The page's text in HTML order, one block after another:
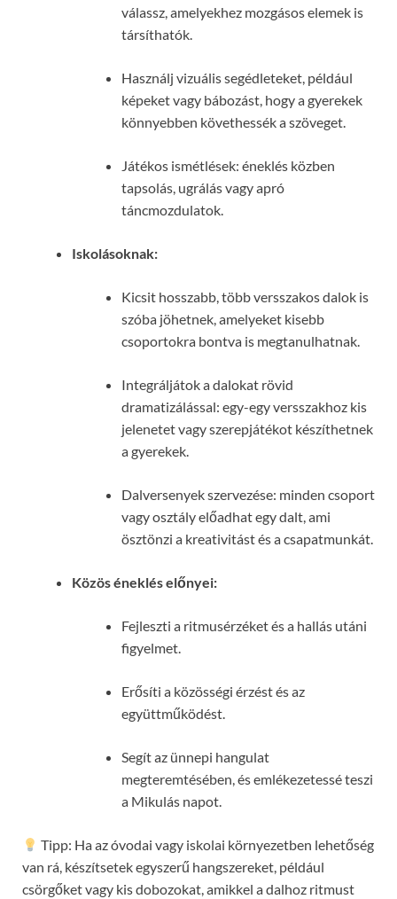
válassz, amelyekhez mozgásos elemek is
társíthatók.
Használj vizuális segédleteket, például
képeket vagy bábozást, hogy a gyerekek
könnyebben követhessék a szöveget.
Játékos ismétlések: éneklés közben
tapsolás, ugrálás vagy apró
táncmozdulatok.
Iskolásoknak:
Kicsit hosszabb, több versszakos dalok is
szóba jöhetnek, amelyeket kisebb
csoportokra bontva is megtanulhatnak.
Integráljátok a dalokat rövid
dramatizálással: egy-egy versszakhoz kis
jelenetet vagy szerepjátékot készíthetnek
a gyerekek.
Dalversenyek szervezése: minden csoport
vagy osztály előadhat egy dalt, ami
ösztönzi a kreativitást és a csapatmunkát.
Közös éneklés előnyei:
Fejleszti a ritmusérzéket és a hallás utáni
figyelmet.
Erősíti a közösségi érzést és az
együttműködést.
Segít az ünnepi hangulat
megteremtésében, és emlékezetessé teszi
a Mikulás napot.
Tipp: Ha az óvodai vagy iskolai környezetben lehetőség
van rá, készítsetek egyszerű hangszereket, például
csörgőket vagy kis dobozokat, amikkel a dalhoz ritmust